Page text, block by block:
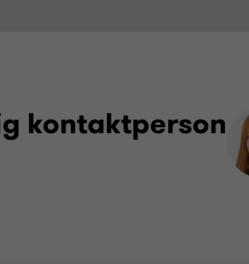
kontaktperson